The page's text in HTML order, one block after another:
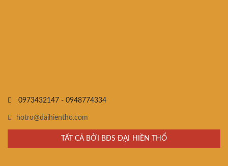
0973432147 - 0948774334
hotro@daihientho.com
TẤT CẢ BỞI BĐS ĐẠI HIỀN THỔ